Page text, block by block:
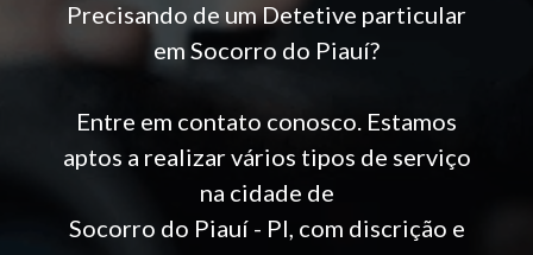
Precisando de um Detetive particular
em Socorro do Piauí?
Entre em contato conosco. Estamos
aptos a realizar vários tipos de serviço
na cidade de
Socorro do Piauí - PI, com discrição e